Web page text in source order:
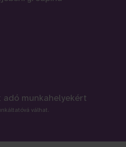
adó munkahelyekért
válhat.